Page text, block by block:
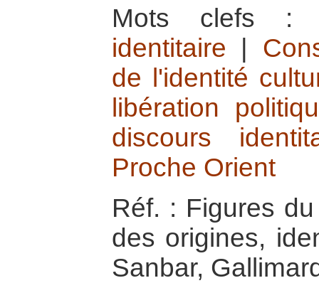
Mots clefs
identitaire
de l'identité
libération
discours
Proche Orient
Réf. : Figures
des origines,
Sanbar,